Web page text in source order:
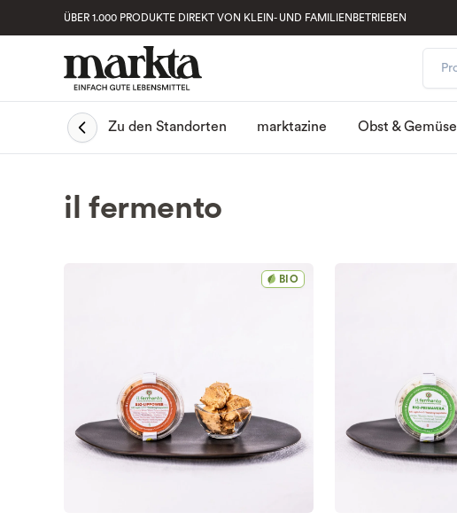
ÜBER 1.000 PRODUKTE DIREKT VON KLEIN- UND FAMILIENBETRIEBEN
Zu den Standorten marktazine Obst & Gemüse
il fermento
BIO